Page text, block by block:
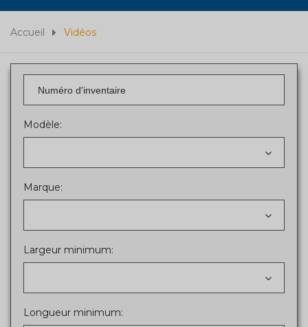
Accueil Vidéos
Modèle:
Marque:
Largeur minimum:
Longueur minimum: